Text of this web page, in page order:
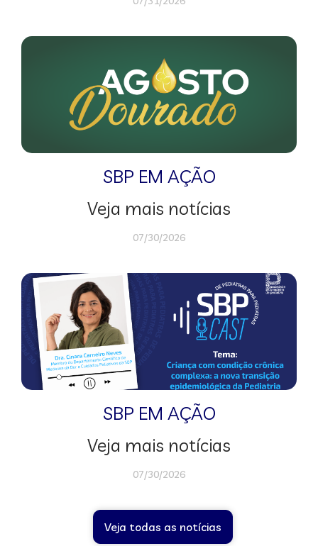
SBP EM AÇÃO
Veja mais notícias
07/30/2026
SBP EM AÇÃO
Veja mais notícias
07/30/2026
Veja todas as notícias